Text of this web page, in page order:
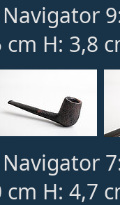
Navigator
cm H: 3,8
Navigator
cm H: 4,7